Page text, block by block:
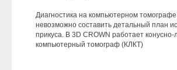
Диагностика на компьютерном томографе
невозможно составить детальный план
прикуса. В 3D CROWN работает конусно-
компьютерный томограф (КЛКТ)